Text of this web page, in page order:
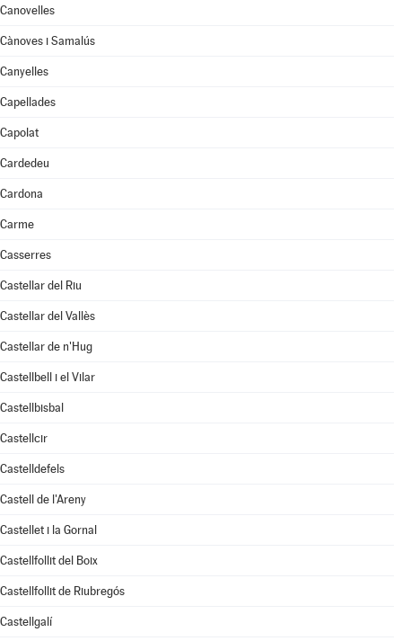
Canovelles
Cànoves i Samalús
Canyelles
Capellades
Capolat
Cardedeu
Cardona
Carme
Casserres
Castellar del Riu
Castellar del Vallès
Castellar de n'Hug
Castellbell i el Vilar
Castellbisbal
Castellcir
Castelldefels
Castell de l'Areny
Castellet i la Gornal
Castellfollit del Boix
Castellfollit de Riubregós
Castellgalí